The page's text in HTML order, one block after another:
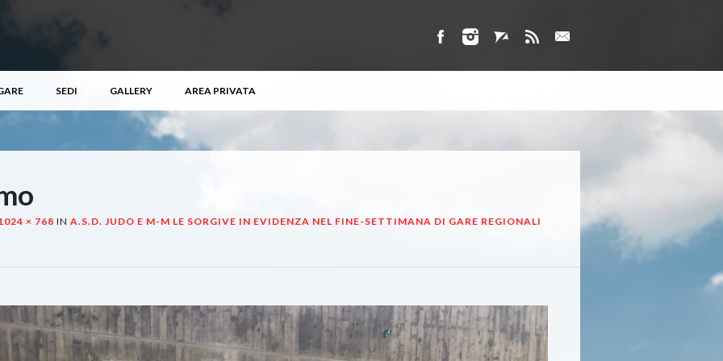
SEDI GALLERY AREA PRIVATA
× 768 IN A.S.D. JUDO E M-M LE SORGIVE IN EVIDENZA NEL FINE-SETTIMANA DI GARE REGIONALI